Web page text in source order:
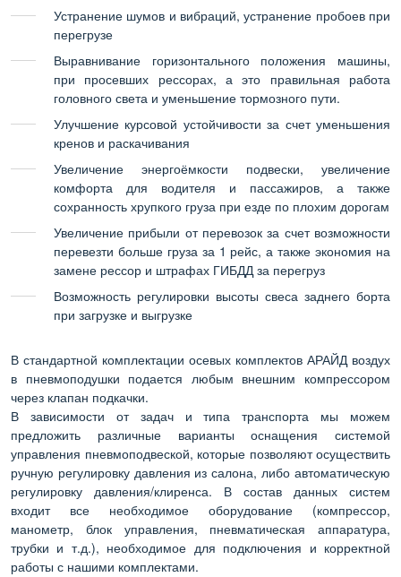
Устранение шумов и вибраций, устранение пробоев при
перегрузе
Выравнивание горизонтального положения машины,
при просевших рессорах, а это правильная работа
головного света и уменьшение тормозного пути.
Улучшение курсовой устойчивости за счет уменьшения
кренов и раскачивания
Увеличение энергоёмкости подвески, увеличение
комфорта для водителя и пассажиров, а также
сохранность хрупкого груза при езде по плохим дорогам
Увеличение прибыли от перевозок за счет возможности
перевезти больше груза за 1 рейс, а также экономия на
замене рессор и штрафах ГИБДД за перегруз
Возможность регулировки высоты свеса заднего борта
при загрузке и выгрузке
В стандартной комплектации осевых комплектов АРАЙД воздух
в пневмоподушки подается любым внешним компрессором
через клапан подкачки.
В зависимости от задач и типа транспорта мы можем
предложить различные варианты оснащения системой
управления пневмоподвеской, которые позволяют осуществить
ручную регулировку давления из салона, либо автоматическую
регулировку давления/клиренса. В состав данных систем
входит все необходимое оборудование (компрессор,
манометр, блок управления, пневматическая аппаратура,
трубки и т.д.), необходимое для подключения и корректной
работы с нашими комплектами.